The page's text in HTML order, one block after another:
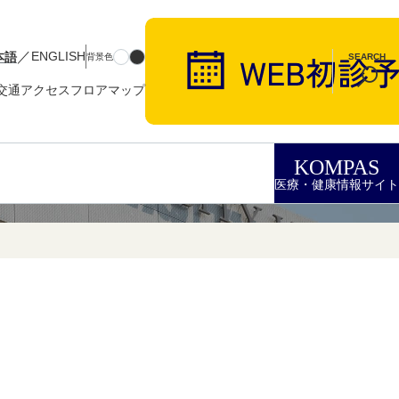
語／ENGLISH背景色
通アクセスフロアマップ
SEARCH
KOMPAS
医療・健康情報サイト